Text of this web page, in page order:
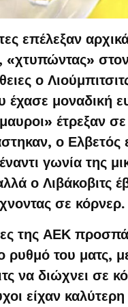
επέλεξαν
ο
έχασε μοναδική
έτρεξαν
ο Ελβετός
γωνία της
ο Λιβάκοβιτς
σε κόρνερ.
της ΑΕΚ
ρυθμό του ματς,
να διώχνει σε
είχαν